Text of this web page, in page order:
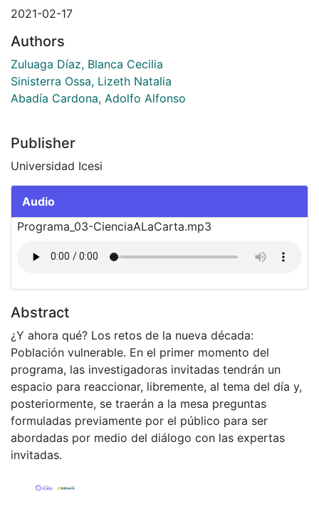
2021-02-17
Authors
Zuluaga Díaz, Blanca Cecilia
Sinisterra Ossa, Lizeth Natalia
Abadía Cardona, Adolfo Alfonso
Publisher
Universidad Icesi
Audio
Programa_03-CienciaALaCarta.mp3
Abstract
¿Y ahora qué? Los retos de la nueva década:
Población vulnerable. En el primer momento del
programa, las investigadoras invitadas tendrán un
espacio para reaccionar, libremente, al tema del día y,
posteriormente, se traerán a la mesa preguntas
formuladas previamente por el público para ser
abordadas por medio del diálogo con las expertas
invitadas.